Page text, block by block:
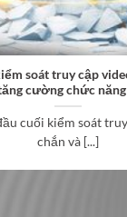
soát truy cập
cường chức
cuối kiểm soát
chắn và [...]